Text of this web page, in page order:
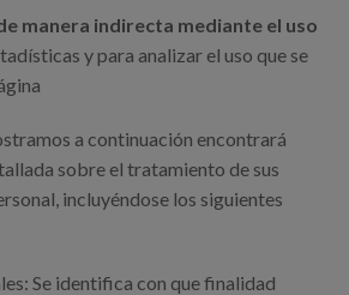
manera indirecta mediante el uso
y para analizar el uso que se
a continuación encontrará
sobre el tratamiento de sus
incluyéndose los siguientes
Se identifica con que finalidad